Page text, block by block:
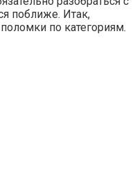
поближе. Итак,
по категориям.